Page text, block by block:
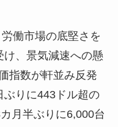
働市場の底堅さを
、景気減速への懸
指数が軒並み反発
ぶりに443ドル超の
月半ぶりに6,000台